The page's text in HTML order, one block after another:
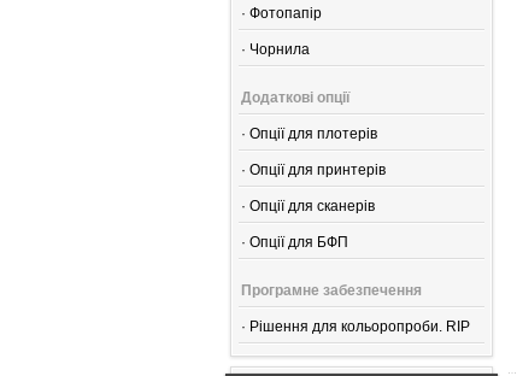
· Фотопапір
· Чорнила
Додаткові опції
· Опції для плотерів
· Опції для принтерів
· Опції для сканерів
· Опції для БФП
Програмне забезпечення
· Рішення для кольоропроби. RIP